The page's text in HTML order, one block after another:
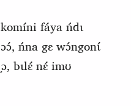
fáya ńdɩ
ńna gɛ wɔ́ngonɩ́
bɩlɛ́ nɛ́ imʊ